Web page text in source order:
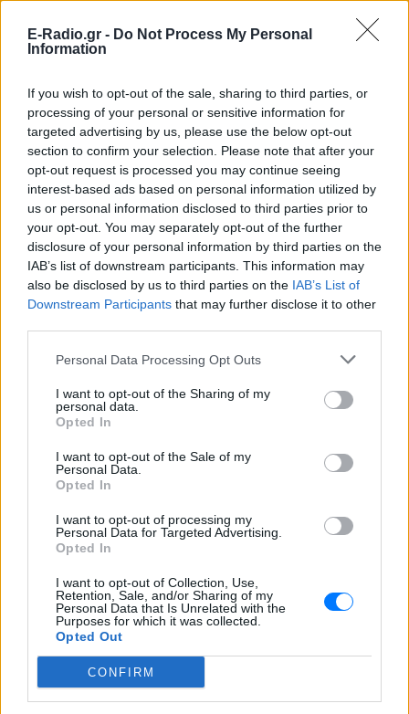
E-Radio.gr - Do Not Process My Personal
Information
If you wish to opt-out of the sale, sharing to third parties, or
processing of your personal or sensitive information for
targeted advertising by us, please use the below opt-out
section to confirm your selection. Please note that after your
opt-out request is processed you may continue seeing
interest-based ads based on personal information utilized by
us or personal information disclosed to third parties prior to
your opt-out. You may separately opt-out of the further
disclosure of your personal information by third parties on the
IAB’s list of downstream participants. This information may
also be disclosed by us to third parties on the IAB’s List of
Downstream Participants that may further disclose it to other
Personal Data Processing Opt Outs
I want to opt-out of the Sharing of my
personal data.
Opted In
I want to opt-out of the Sale of my
Personal Data.
Opted In
I want to opt-out of processing my
Personal Data for Targeted Advertising.
Opted In
I want to opt-out of Collection, Use,
Retention, Sale, and/or Sharing of my
Personal Data that Is Unrelated with the
Purposes for which it was collected.
Opted Out
CONFIRM
ΣΤΗΝ ΙΔΙΑ ΚΑΤΗΓΟΡΙΑ
Ο αδελφός της Αντζελίνα Τζολί
ΠΡΙΝ 11 ΏΡΕΣ
Τώρα, στα 53 του, μίλησε δημόσια για
κάτι που δεν χωρούσε σε εκείνη την
παλιά celebrity αφήγηση: είναι gay
Έξαλλη Ιουλία Καλλιμάνη
πλήρωσε με το ίδιο νόμισμα
θαμώνα: «Εσένα σου αρέσει
αυτό;»
ΠΡΙΝ 11 ΏΡΕΣ
Απρόσμενη αντίδραση στη σκηνή από την
Ιουλία Καλλιμάνη: θαμώνας της πετούσε
με δύναμη λουλούδια μαζί με τα πανέρια
αμέσως.
«Τα κάνετε κάφρους και κτήνη
χωρίς ενσυναίσθηση»: Ο Τάσος
Δούσης...δικάζει
Αφορμή στάθηκαν δύο πραγματικά
περιστατικά των καλοκαιρινών
Μυστική γαμήλια γιορτή για πασίγνωστο
ζευγάρι σε πολυτελές κτήμα με απαγόρευση
κινητών